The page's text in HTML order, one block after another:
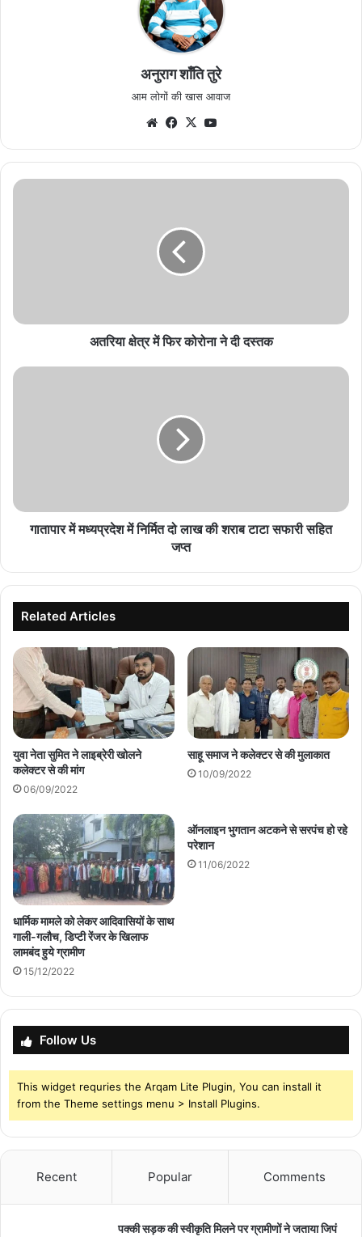
अनुराग शाँति तुरे
आम लोगों की खास आवाज
WebsiteFacebook
X
अतरिया
अतरिया क्षेत्र में फिर कोरोना ने दी दस्तक
गातापार
शराब
गातापार में मध्यप्रदेश में निर्मित दो लाख की शराब टाटा सफारी सहित
जप्त
Related Articles
युवा नेता सुमित ने लाइब्रेरी खोलने
कलेक्टर से की मांग
06/09/2022
साहू समाज ने कलेक्टर से की मुलाकात
10/09/2022
धार्मिक मामले को लेकर आदिवासियों के साथ
गाली-गलौच, डिप्टी रेंजर के खिलाफ
लामबंद हुये ग्रामीण
15/12/2022
ऑनलाइन भुगतान अटकने से सरपंच हो रहे
परेशान
11/06/2022
Follow Us
This widget requries the Arqam Lite Plugin, You can install it
from the Theme settings menu > Install Plugins.
Recent Popular Comments
पक्की सड़क की स्वीकृति मिलने पर ग्रामीणों ने जताया जिपं